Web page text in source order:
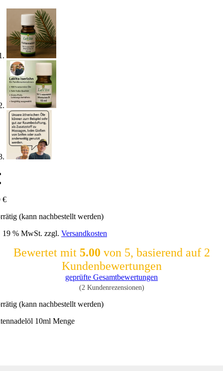
€
(kann nachbestellt werden)
19 % MwSt. zzgl. Versandkosten
Bewertet mit 5.00 von 5, basierend auf 2
Kundenbewertungen
geprüfte Gesamtbewertungen
(2Kundenrezensionen)
(kann nachbestellt werden)
10ml Menge